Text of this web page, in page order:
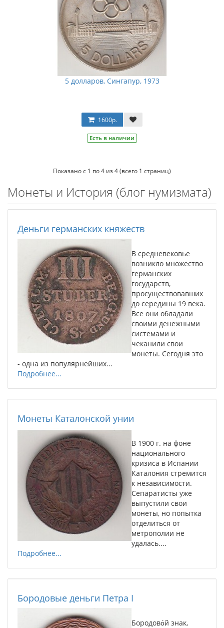
5 долларов, Сингапур, 1973
1600р.
Есть в наличии
Показано с 1 по 4 из 4 (всего 1 страниц)
Монеты и История (блог нумизмата)
Деньги германских княжеств
В средневековье
возникло множество
германских
государств,
просуществовавших
до середины 19 века.
Все они обладали
своими денежными
системами и
чеканили свои
монеты. Сегодня это
- одна из популярнейших...
Подробнее...
Монеты Каталонской унии
В 1900 г. на фоне
национального
кризиса в Испании
Каталония стремится
к независимости.
Сепаратисты уже
выпустили свои
монеты, но попытка
отделиться от
метрополии не
удалась....
Подробнее...
Бородовые деньги Петра I
Бородово́й знак,